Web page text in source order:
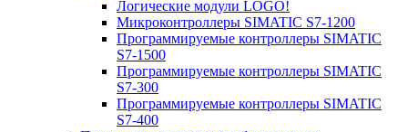
Логические модули LOGO!
Микроконтроллеры SIMATIC S7-1200
Программируемые контроллеры SIMATIC
S7-1500
Программируемые контроллеры SIMATIC
S7-300
Программируемые контроллеры SIMATIC
S7-400